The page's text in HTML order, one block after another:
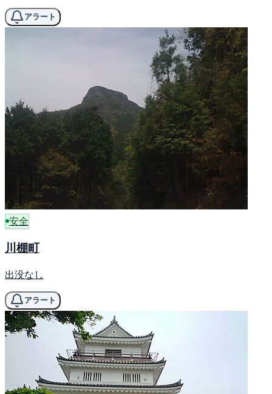
アラート
安全
川棚町
出没なし
アラート